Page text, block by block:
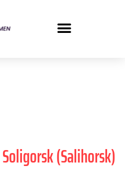
Soligorsk (Salihorsk)